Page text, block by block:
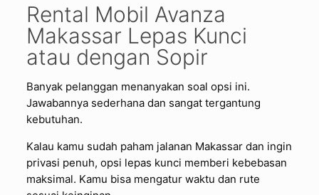
Rental Mobil Avanza
Makassar Lepas Kunci
atau dengan Sopir
Banyak pelanggan menanyakan soal opsi ini.
Jawabannya sederhana dan sangat tergantung
kebutuhan.
Kalau kamu sudah paham jalanan Makassar dan ingin
privasi penuh, opsi lepas kunci memberi kebebasan
maksimal. Kamu bisa mengatur waktu dan rute